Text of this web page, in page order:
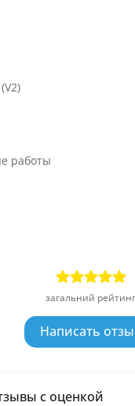
работы
загальний рейтинг
Написать
с оценкой